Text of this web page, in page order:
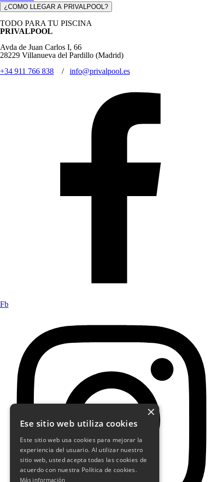
¿COMO LLEGAR A PRIVALPOOL?
TODO PARA TU PISCINA
PRIVALPOOL
Avda de Juan Carlos I, 66
28229 Villanueva del Pardillo (Madrid)
+34 911 766 838 / info@privalpool.es
Fb
×
Ese sitio web utiliza cookies
Este sitio web usa cookies para mejorar la
experiencia del usuario. Al utilizar nuestro
sitio web, usted acepta todas las cookies de
acuerdo con nuestra Política de cookies.
Más información